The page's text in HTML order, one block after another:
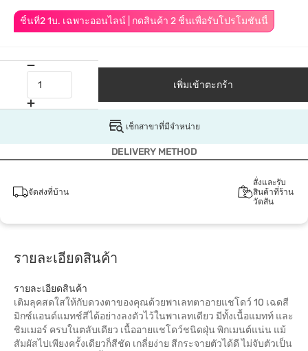
ชิ้นที่2 1บ. เฉพาะออนไลน์ | กดสินค้า 2 ชิ้นเพื่อรับโปรโมชันนี้
เพิ่มเข้าตะกร้า
เช็กสาขาที่มีจำหน่าย
DELIVERY METHOD
จัดส่งที่บ้าน
สั่งและรับ
สินค้าที่ร้าน
วัตสัน
รายละเอียดสินค้า
รายละเอียดสินค้า
เติมลุคสดใสให้กับดวงตาของคุณด้วยพาเลทตาอายแชโดว์ 10 เฉดสี
มิกซ์แอนด์แมทช์สีได้อย่างลงตัวไว้ในพาเลทเดียว มีทั้งเนื้อแมทท์ และ
ชิมเมอร์ ครบในตลับเดียว เนื้ออายแชโดว์ชนิดฝุ่น พิกเมนต์แน่น แม้
สัมผัสไปเพียงครั้งเดียวก็สีชัด เกลี่ยง่าย สีกระจายตัวได้ดี ไม่จับตัวเป็น